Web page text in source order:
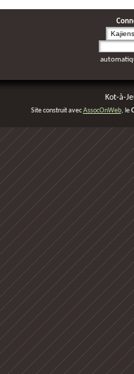
Kot-à-
Site construit avecAssocOnWeb, le